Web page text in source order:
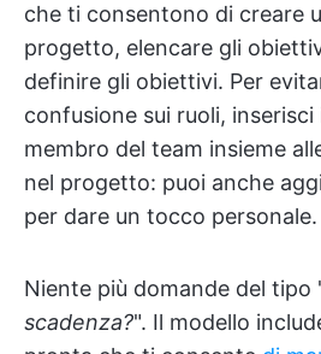
che ti consentono di creare
progetto, elencare gli
definire gli obiettivi. Per
confusione sui ruoli,
membro del team insieme
nel progetto: puoi anche
per dare un tocco personale.
Niente più domande del tipo
scadenza?". Il modello